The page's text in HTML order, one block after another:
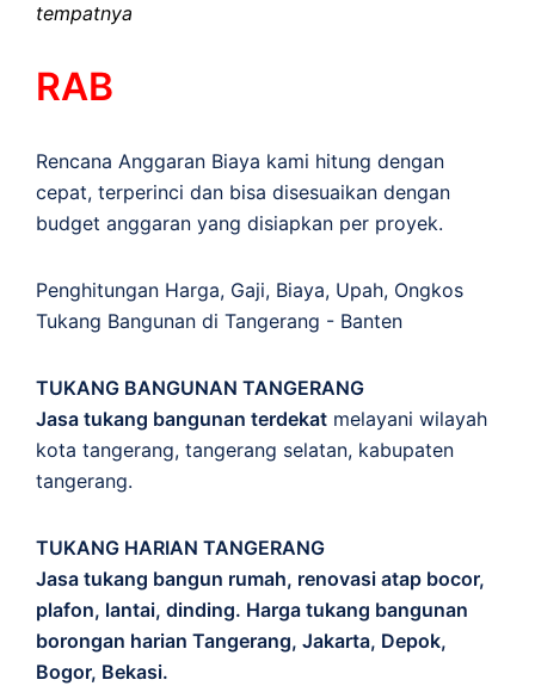
tempatnya
RAB
Rencana Anggaran Biaya kami hitung dengan
cepat, terperinci dan bisa disesuaikan dengan
budget anggaran yang disiapkan per proyek.
Penghitungan Harga, Gaji, Biaya, Upah, Ongkos
Tukang Bangunan di Tangerang - Banten
TUKANG BANGUNAN TANGERANG
Jasa tukang bangunan terdekat melayani wilayah
kota tangerang, tangerang selatan, kabupaten
tangerang.
TUKANG HARIAN TANGERANG
Jasa tukang bangun rumah, renovasi atap bocor,
plafon, lantai, dinding. Harga tukang bangunan
borongan harian Tangerang, Jakarta, Depok,
Bogor, Bekasi.